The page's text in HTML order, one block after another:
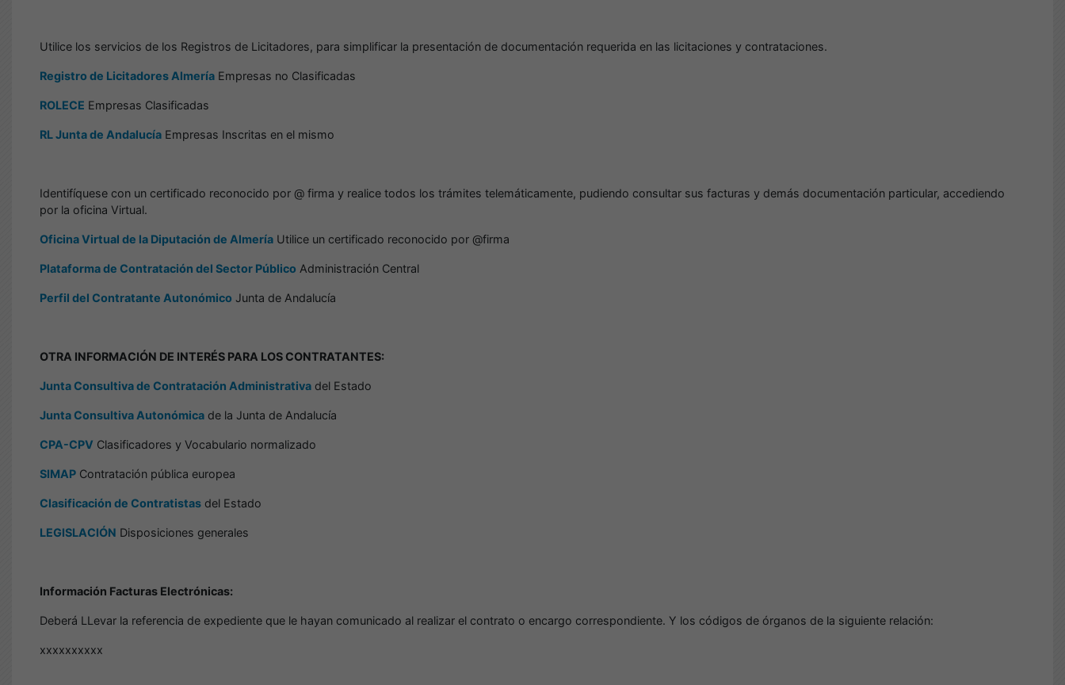
Utilice los servicios de los Registros de Licitadores, para simplificar la presentación de documentación requerida en las licitaciones y contrataciones.
Registro de Licitadores Almería Empresas no Clasificadas
ROLECE Empresas Clasificadas
RL Junta de Andalucía Empresas Inscritas en el mismo
Identifíquese con un certificado reconocido por @ firma y realice todos los trámites telemáticamente, pudiendo consultar sus facturas y demás documentación particular, accediendo
por la oficina Virtual.
Oficina Virtual de la Diputación de Almería Utilice un certificado reconocido por @firma
Plataforma de Contratación del Sector Público Administración Central
Perfil del Contratante Autonómico Junta de Andalucía
OTRA INFORMACIÓN DE INTERÉS PARA LOS CONTRATANTES:
Junta Consultiva de Contratación Administrativa del Estado
Junta Consultiva Autonómica de la Junta de Andalucía
CPA-CPV Clasificadores y Vocabulario normalizado
SIMAP Contratación pública europea
Clasificación de Contratistas del Estado
LEGISLACIÓN Disposiciones generales
Información Facturas Electrónicas:
Deberá LLevar la referencia de expediente que le hayan comunicado al realizar el contrato o encargo correspondiente. Y los códigos de órganos de la siguiente relación:
xxxxxxxxxx